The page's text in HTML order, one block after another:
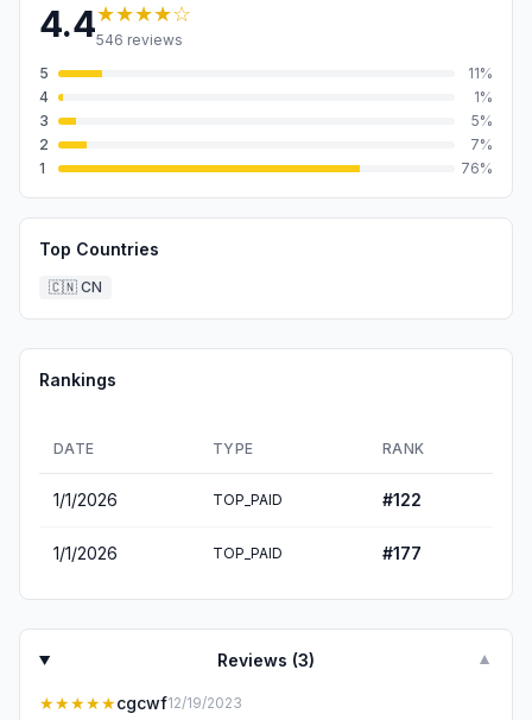
4.4★★★★☆
546 reviews
5
11%
4
1%
3
5%
2
7%
1
76%
Top Countries
🇨🇳 CN
Rankings
DATE TYPE RANK
1/1/2026 TOP_PAID #122
1/1/2026 TOP_PAID #177
Reviews (3) ▼
★★★★★cgcwf12/19/2023